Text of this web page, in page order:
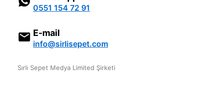
0551 154 72 91
E-mail
info@sirlisepet.com
Sırlı Sepet Medya Limited Şirketi